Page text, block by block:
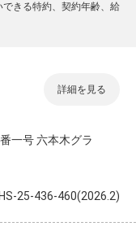
きる特約、契約年齢、給
詳細を見る
一号 六本木グラ
25-436-460(2026.2)